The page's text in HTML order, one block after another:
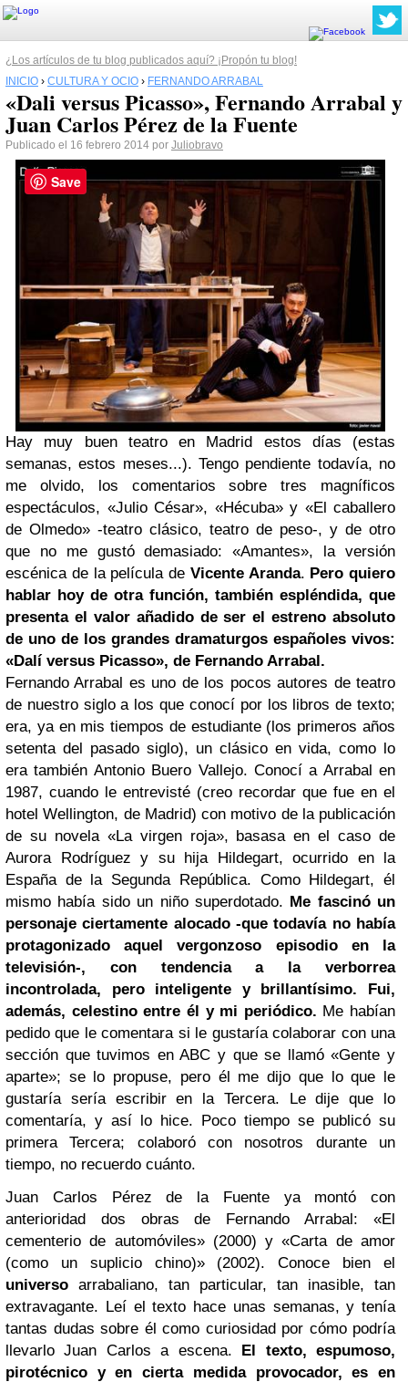
¿Los artículos de tu blog publicados aquí? ¡Propón tu blog!
INICIO › CULTURA Y OCIO › FERNANDO ARRABAL
«Dali versus Picasso», Fernando Arrabal y
Juan Carlos Pérez de la Fuente
Publicado el 16 febrero 2014 por Juliobravo
Hay muy buen teatro en Madrid estos días (estas
semanas, estos meses...). Tengo pendiente todavía, no
me olvido, los comentarios sobre tres magníficos
espectáculos, «Julio César», «Hécuba» y «El caballero
de Olmedo» -teatro clásico, teatro de peso-, y de otro
que no me gustó demasiado: «Amantes», la versión
escénica de la película de Vicente Aranda. Pero quiero
hablar hoy de otra función, también espléndida, que
presenta el valor añadido de ser el estreno absoluto
de uno de los grandes dramaturgos españoles vivos:
«Dalí versus Picasso», de Fernando Arrabal.
Fernando Arrabal es uno de los pocos autores de teatro
de nuestro siglo a los que conocí por los libros de texto;
era, ya en mis tiempos de estudiante (los primeros años
setenta del pasado siglo), un clásico en vida, como lo
era también Antonio Buero Vallejo. Conocí a Arrabal en
1987, cuando le entrevisté (creo recordar que fue en el
hotel Wellington, de Madrid) con motivo de la publicación
de su novela «La virgen roja», basasa en el caso de
Aurora Rodríguez y su hija Hildegart, ocurrido en la
España de la Segunda República. Como Hildegart, él
mismo había sido un niño superdotado. Me fascinó un
personaje ciertamente alocado -que todavía no había
protagonizado aquel vergonzoso episodio en la
televisión-, con tendencia a la verborrea
incontrolada, pero inteligente y brillantísimo. Fui,
además, celestino entre él y mi periódico. Me habían
pedido que le comentara si le gustaría colaborar con una
sección que tuvimos en ABC y que se llamó «Gente y
aparte»; se lo propuse, pero él me dijo que lo que le
gustaría sería escribir en la Tercera. Le dije que lo
comentaría, y así lo hice. Poco tiempo se publicó su
primera Tercera; colaboró con nosotros durante un
tiempo, no recuerdo cuánto.
Juan Carlos Pérez de la Fuente ya montó con
anterioridad dos obras de Fernando Arrabal: «El
cementerio de automóviles» (2000) y «Carta de amor
(como un suplicio chino)» (2002). Conoce bien el
universo arrabaliano, tan particular, tan inasible, tan
extravagante. Leí el texto hace unas semanas, y tenía
tantas dudas sobre él como curiosidad por cómo podría
llevarlo Juan Carlos a escena. El texto, espumoso,
pirotécnico y en cierta medida provocador, es en
Save